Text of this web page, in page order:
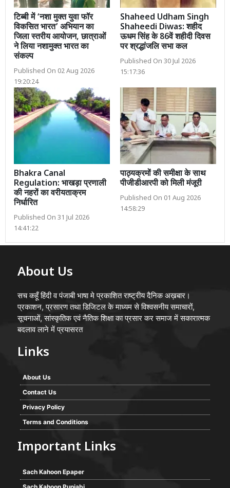
टिब्बी में ‘नशा मुक्त युवा फॉर
विकसित भारत’ अभियान का
जिला स्तरीय आयोजन, छात्राओं
ने लिया नशामुक्त भारत का
संकल्प
Published On 02 Aug 2026
19:20:24
Shaheed Udham Singh
Shaheedi Diwas: शहीद
ऊधम सिंह के 86वें शहीदी दिवस
पर श्रद्धांजलि सभा कल
Published On 30 Jul 2026
15:17:36
Bhakra Canal
Regulation: भाखड़ा प्रणाली
की नहरों का वरीयताक्रम
निर्धारित
Published On 31 Jul 2026
14:41:22
पाठ्यक्रमों की समीक्षा के साथ
पीजीडीआरपी को मिली मंजूरी
Published On 01 Aug 2026
14:58:29
About Us
सच कहूँ हिंदी व पंजाबी भाषा मे प्रकाशित राष्ट्रीय दैनिक अख़बार।
प्रकाशन, प्रसारण तथा डिजिटल के माध्यम से विश्वसनीय समाचारों,
सूचनाओं, सांस्कृतिक एवं नैतिक शिक्षा का प्रसार कर समाज में सकारात्मक
बदलाव लाने में प्रयासरत
Links
About Us
Contact Us
Privacy Policy
Terms and Conditions
Important Links
Sach Kahoon Epaper